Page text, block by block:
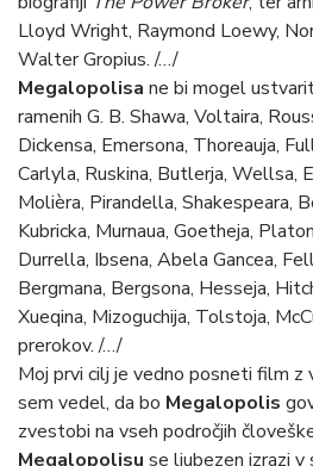
Lloyd Wright, Raymond Loewy,
Walter Gropius. /…/
Megalopolisa ne bi mogel
ramenih G. B. Shawa, Voltaira,
Dickensa, Emersona, Thoreauja,
Carlyla, Ruskina, Butlerja, Wellsa,
Molièra, Pirandella, Shakespeara,
Kubricka, Murnaua, Goetheja,
Durrella, Ibsena, Abela Gancea,
Bergmana, Bergsona, Hesseja,
Xueqina, Mizoguchija, Tolstoja,
prerokov. /…/
Moj prvi cilj je vedno posneti film z
sem vedel, da bo Megalopolis
zvestobi na vseh področjih
Megalopolisu se ljubezen izrazi v